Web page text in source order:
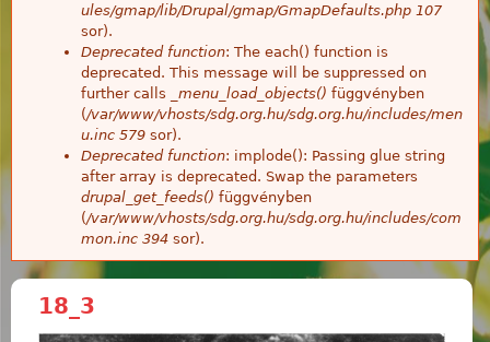
ules/gmap/lib/Drupal/gmap/GmapDefaults.php 107
sor).
Deprecated function: The each() function is
deprecated. This message will be suppressed on
further calls
_menu_load_objects() függvényben
(/var/www/vhosts/sdg.org.hu/sdg.org.hu/includes/men
u.inc 579 sor).
Deprecated function: implode(): Passing glue string
after array is deprecated. Swap the parameters
drupal_get_feeds() függvényben
(/var/www/vhosts/sdg.org.hu/sdg.org.hu/includes/com
mon.inc 394 sor).
18_3